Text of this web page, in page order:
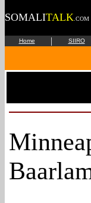
SOMALITALK .COM
Home | SIIRO